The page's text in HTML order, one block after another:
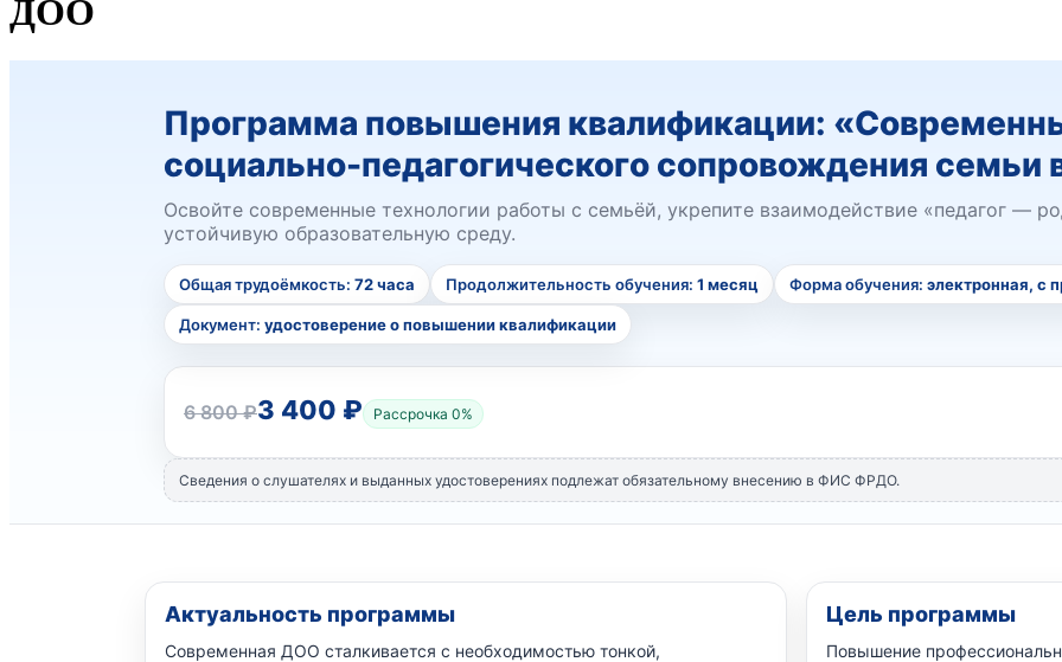
ДОО
Программа повышения квалификации:
социально-педагогического сопровождения семьи
Освойте современные технологии работы с семьёй, укрепите взаимодействие «педагог —
устойчивую образовательную среду.
Общая трудоёмкость: 72 часа Продолжительность обучения: 1 месяц Форма обучения: электронная, с
Документ: удостоверение о повышении квалификации
6 800 ₽3 400 ₽ Рассрочка 0%
Сведения о слушателях и выданных удостоверениях подлежат обязательному внесению в ФИС ФРДО.
Актуальность программы
Современная ДОО сталкивается с необходимостью тонкой,
Цель программы
Повышение